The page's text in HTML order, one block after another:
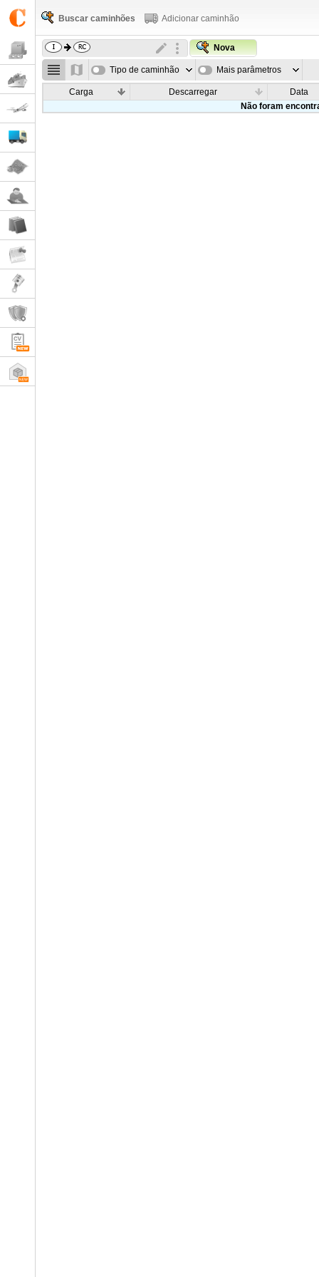
Buscar caminhões Adicionar caminhão
Nova
Tipo de caminhão Mais parâmetros
Carga Descarregar
Data
Não foram